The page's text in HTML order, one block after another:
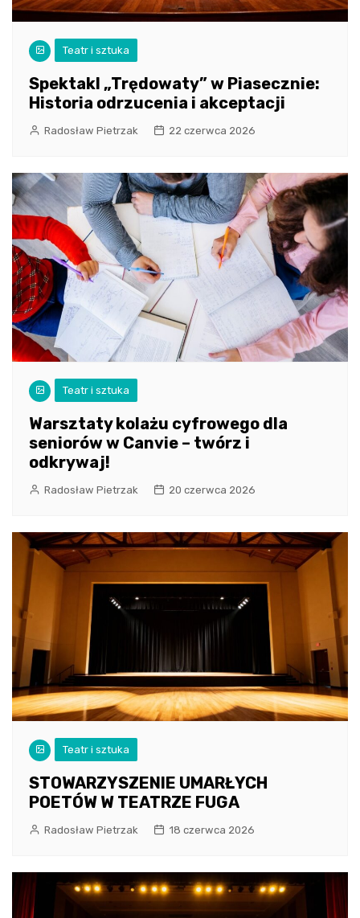
Teatr i sztuka
Spektakl „Trędowaty” w Piasecznie:
Historia odrzucenia i akceptacji
Radosław Pietrzak 22 czerwca 2026
Teatr i sztuka
Warsztaty kolażu cyfrowego dla
seniorów w Canvie – twórz i
odkrywaj!
Radosław Pietrzak 20 czerwca 2026
Teatr i sztuka
STOWARZYSZENIE UMARŁYCH
POETÓW W TEATRZE FUGA
Radosław Pietrzak 18 czerwca 2026